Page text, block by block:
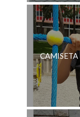
CAMISETA